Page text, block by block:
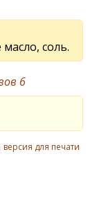
соль.
6
версия для печати